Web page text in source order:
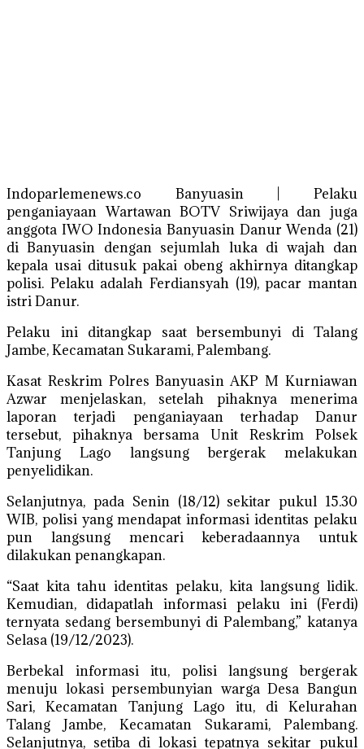
Indoparlemenews.co Banyuasin | Pelaku
penganiayaan Wartawan BOTV Sriwijaya dan juga
anggota IWO Indonesia Banyuasin Danur Wenda (21)
di Banyuasin dengan sejumlah luka di wajah dan
kepala usai ditusuk pakai obeng akhirnya ditangkap
polisi. Pelaku adalah Ferdiansyah (19), pacar mantan
istri Danur.
Pelaku ini ditangkap saat bersembunyi di Talang
Jambe, Kecamatan Sukarami, Palembang.
Kasat Reskrim Polres Banyuasin AKP M Kurniawan
Azwar menjelaskan, setelah pihaknya menerima
laporan terjadi penganiayaan terhadap Danur
tersebut, pihaknya bersama Unit Reskrim Polsek
Tanjung Lago langsung bergerak melakukan
penyelidikan.
Selanjutnya, pada Senin (18/12) sekitar pukul 15.30
WIB, polisi yang mendapat informasi identitas pelaku
pun langsung mencari keberadaannya untuk
dilakukan penangkapan.
“Saat kita tahu identitas pelaku, kita langsung lidik.
Kemudian, didapatlah informasi pelaku ini (Ferdi)
ternyata sedang bersembunyi di Palembang,” katanya
Selasa (19/12/2023).
Berbekal informasi itu, polisi langsung bergerak
menuju lokasi persembunyian warga Desa Bangun
Sari, Kecamatan Tanjung Lago itu, di Kelurahan
Talang Jambe, Kecamatan Sukarami, Palembang.
Selanjutnya, setiba di lokasi tepatnya sekitar pukul